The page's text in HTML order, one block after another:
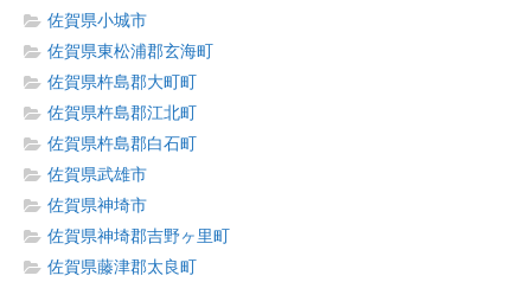
佐賀県小城市
佐賀県東松浦郡玄海町
佐賀県杵島郡大町町
佐賀県杵島郡江北町
佐賀県杵島郡白石町
佐賀県武雄市
佐賀県神埼市
佐賀県神埼郡吉野ヶ里町
佐賀県藤津郡太良町